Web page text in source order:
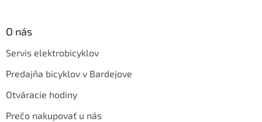
O nás
Servis elektrobicyklov
Predajňa bicyklov v Bardejove
Otváracie hodiny
Prečo nakupovať u nás